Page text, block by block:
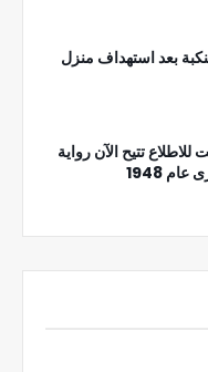
بعد استهداف منزل
تتيح الآن رواية
1948